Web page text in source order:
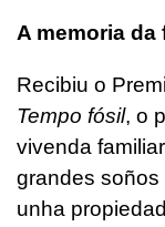
A memoria da
Recibiu o
Tempo fósil, o
vivenda
grandes soños
unha